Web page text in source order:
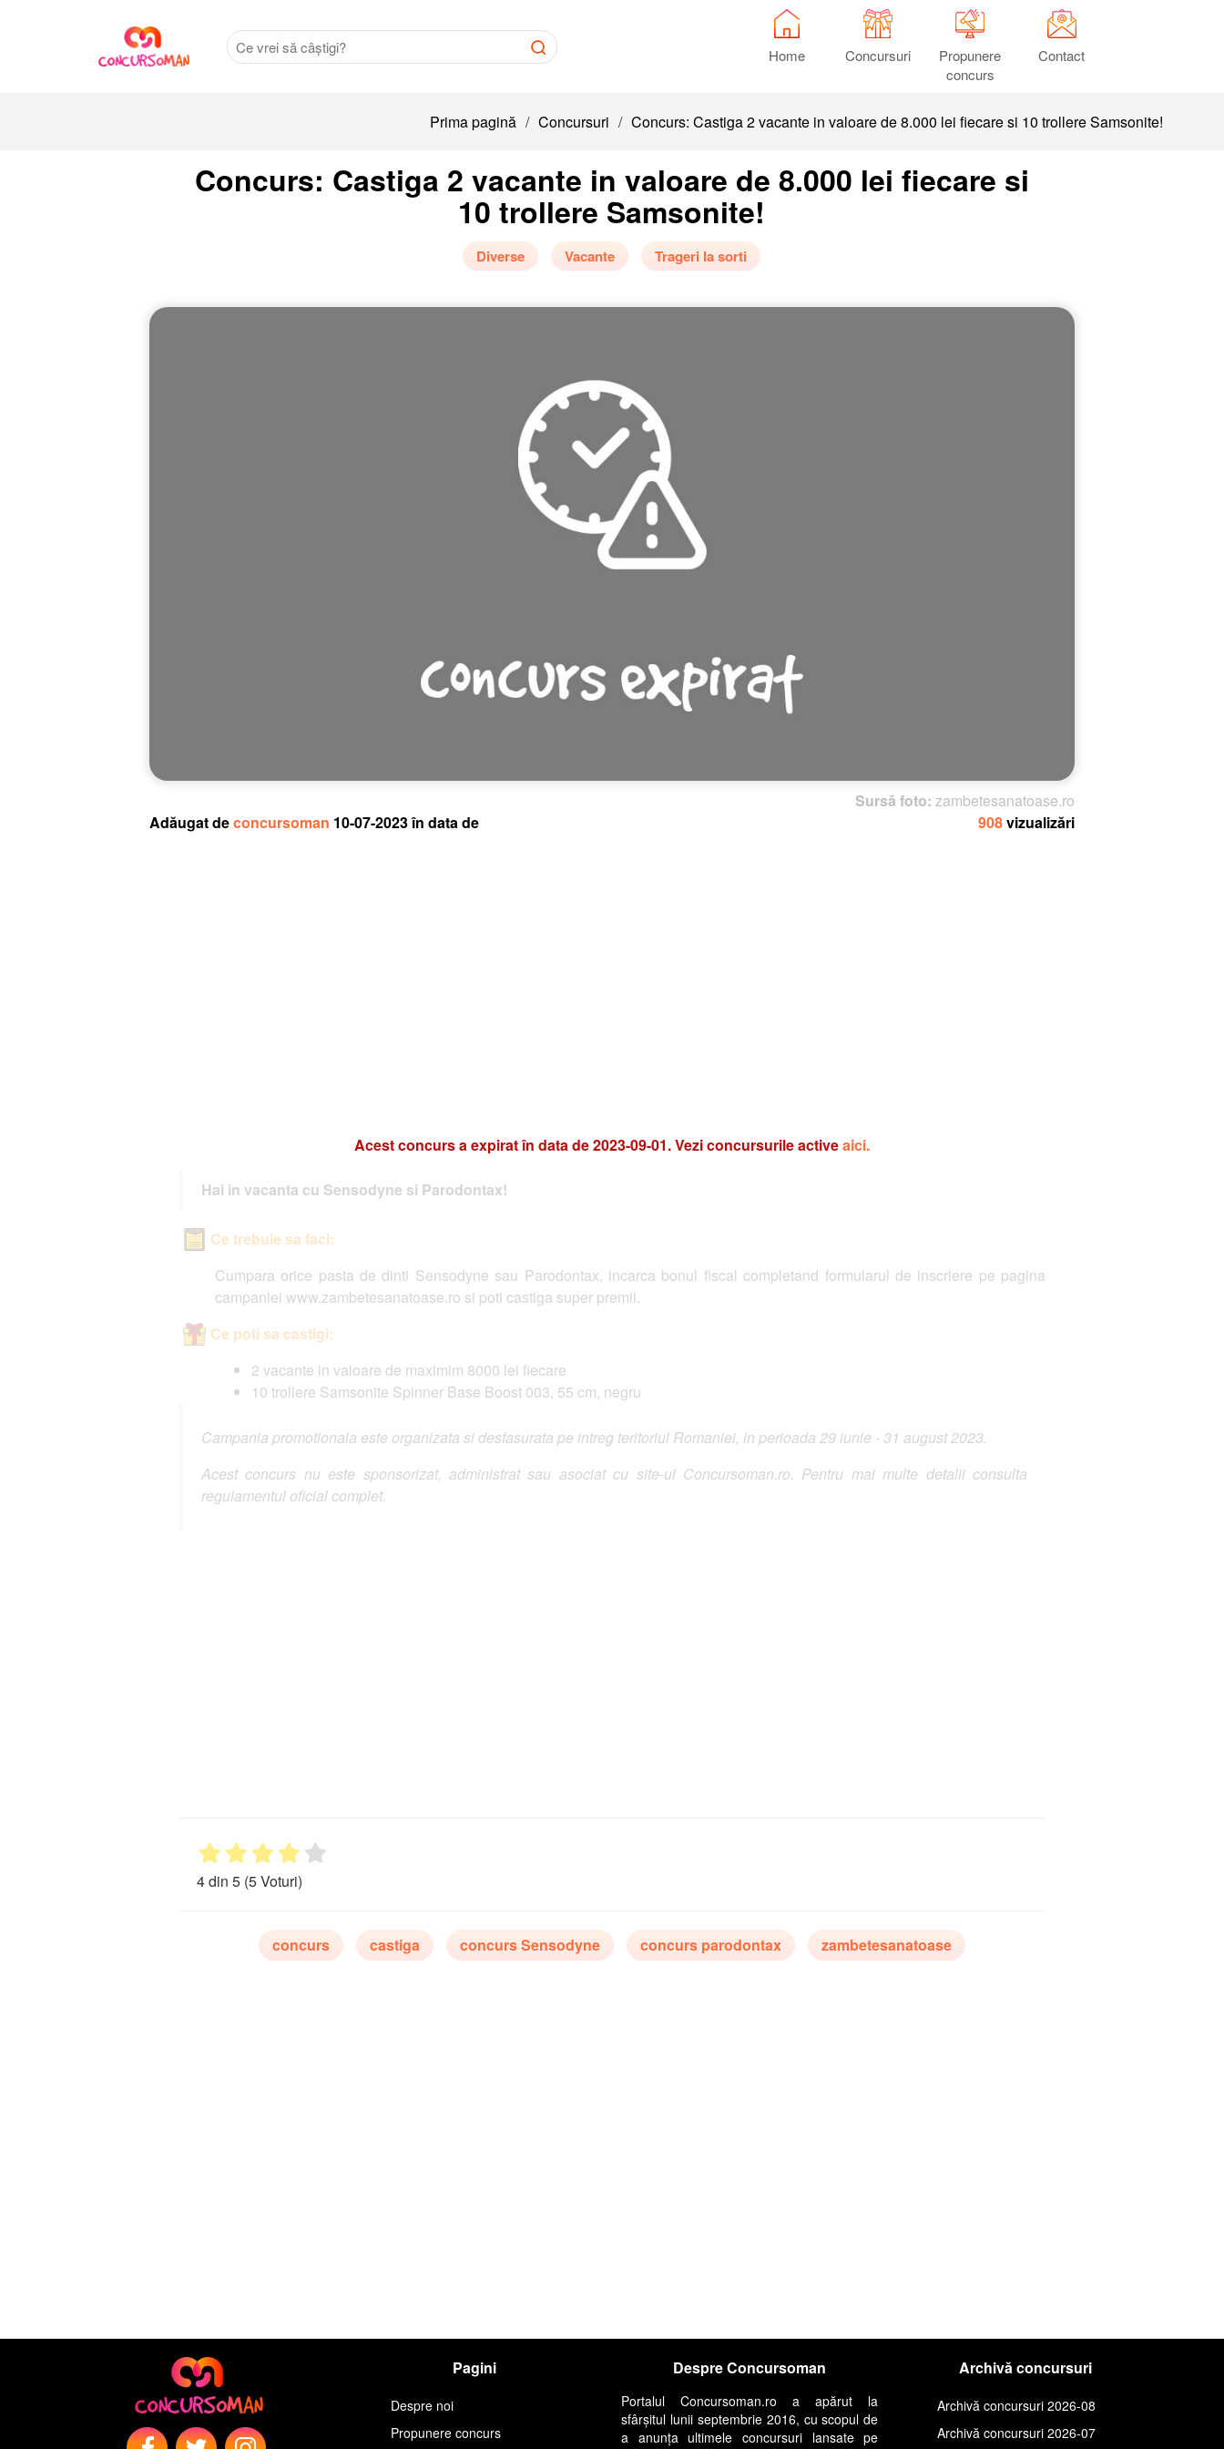
Home Concursuri
Propunere
concurs
Contact
Prima pagină / Concursuri / Concurs: Castiga 2 vacante in valoare de 8.000 lei fiecare si 10 trollere Samsonite!
Concurs: Castiga 2 vacante in valoare de 8.000 lei fiecare si
10 trollere Samsonite!
Diverse Vacante Trageri la sorti
Sursă foto:zambetesanatoase.ro
Adăugat deconcursoman 10-07-2023 în data de 908vizualizări
Acest concurs a expirat în data de 2023-09-01. Vezi concursurile activeaici.
Hai in vacanta cu Sensodyne si Parodontax!
Ce trebuie sa faci:
Cumpara orice pasta de dinti Sensodyne sau Parodontax, incarca bonul fiscal completand formularul de inscriere pe pagina
campaniei www.zambetesanatoase.ro si poti castiga super premii.
Ce poti sa castigi:
2 vacante in valoare de maximim 8000 lei fiecare
10 trollere Samsonite Spinner Base Boost 003, 55 cm, negru
Campania promotionala este organizata si desfasurata pe intreg teritoriul Romaniei, in perioada 29 iunie - 31 august 2023.
Acest concurs nu este sponsorizat, administrat sau asociat cu site-ul Concursoman.ro. Pentru mai multe detalii consulta
regulamentul oficial complet.
4 din 5 (5 Voturi)
concurs castiga concurs Sensodyne concurs parodontax zambetesanatoase
Pagini
Despre noi
Propunere concurs
Despre Concursoman
Portalul Concursoman.ro a apărut la
sfârșitul lunii septembrie 2016, cu scopul de
a anunța ultimele concursuri lansate pe
Archivă concursuri
Archivă concursuri 2026-08
Archivă concursuri 2026-07